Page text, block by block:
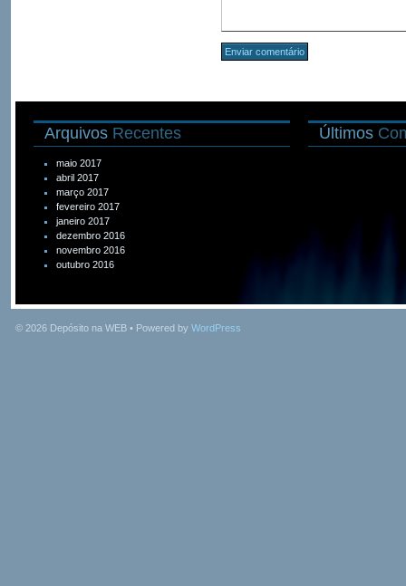
Arquivos Recentes
maio 2017
abril 2017
março 2017
fevereiro 2017
janeiro 2017
dezembro 2016
novembro 2016
outubro 2016
Últimos
© 2026 Depósito na WEB • Powered by WordPress